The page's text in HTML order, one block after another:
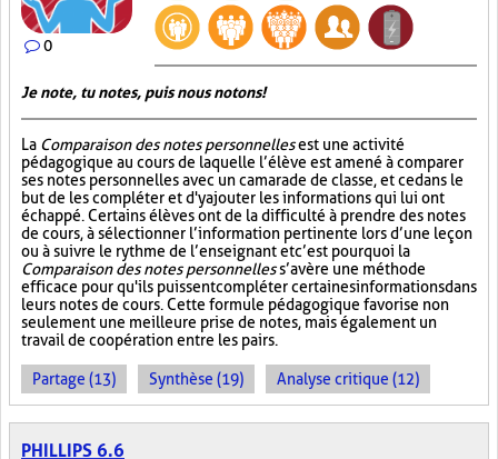
0
Je note, tu notes, puis nous notons!
La Comparaison des notes personnellesest une activité
pédagogique au cours de laquelle l’élève est amené à comparer
ses notes personnelles avec un camarade de classe, et ce dans le
but de les compléter et d'y ajouter les informations qui lui ont
échappé. Certains élèves ont de la difficulté à prendre des notes
de cours, à sélectionner l’information pertinente lors d’une leçon
ou à suivre le rythme de l’enseignant et c’est pourquoi la
Comparaison des notes personnelless’avère une méthode
efficace pour qu'ils puissent compléter certaines informations dans
leurs notes de cours. Cette formule pédagogique favorise non
seulement une meilleure prise de notes, mais également un
travail de coopération entre les pairs.
Partage (13) Synthèse (19) Analyse critique (12)
PHILLIPS 6.6